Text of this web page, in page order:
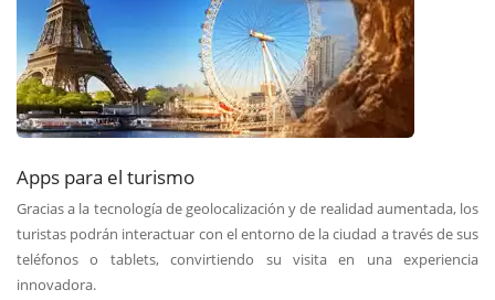
Apps para el turismo
Gracias a la tecnología de geolocalización y de realidad aumentada, los
turistas podrán interactuar con el entorno de la ciudad a través de sus
teléfonos o tablets, convirtiendo su visita en una experiencia
innovadora.